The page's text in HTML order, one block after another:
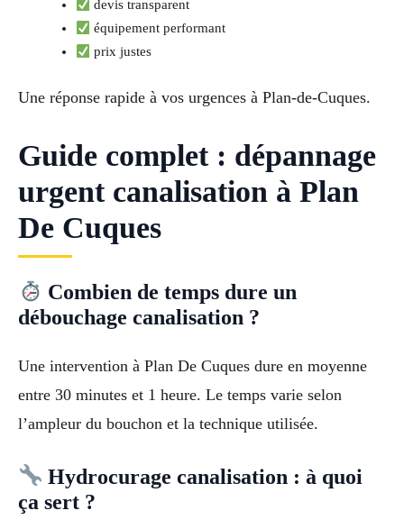
devis transparent
équipement performant
prix justes
Une réponse rapide à vos urgences à Plan-de-Cuques.
Guide complet : dépannage
urgent canalisation à Plan
De Cuques
Combien de temps dure un
débouchage canalisation ?
Une intervention à Plan De Cuques dure en moyenne
entre 30 minutes et 1 heure. Le temps varie selon
l’ampleur du bouchon et la technique utilisée.
Hydrocurage canalisation : à quoi
ça sert ?